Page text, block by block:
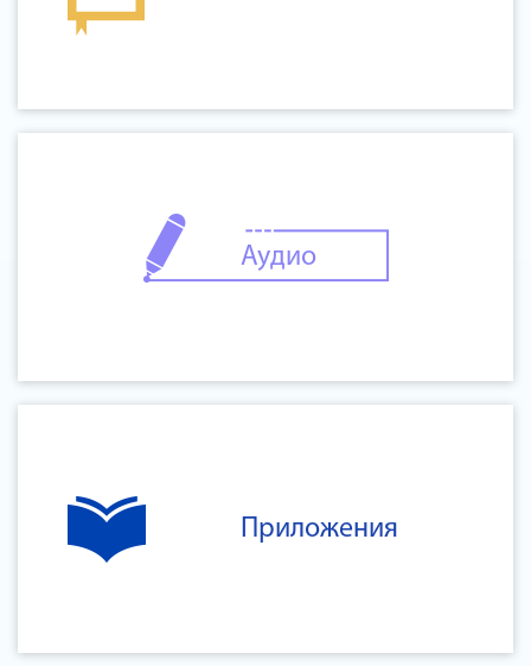
Аудио
Приложения